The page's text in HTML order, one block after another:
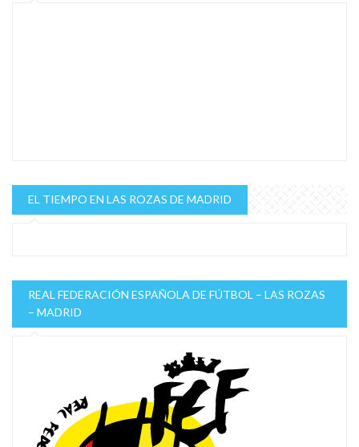
EL TIEMPO EN LAS ROZAS DE MADRID
REAL FEDERACIÓN ESPAÑOLA DE FÚTBOL – LAS ROZAS
– MADRID